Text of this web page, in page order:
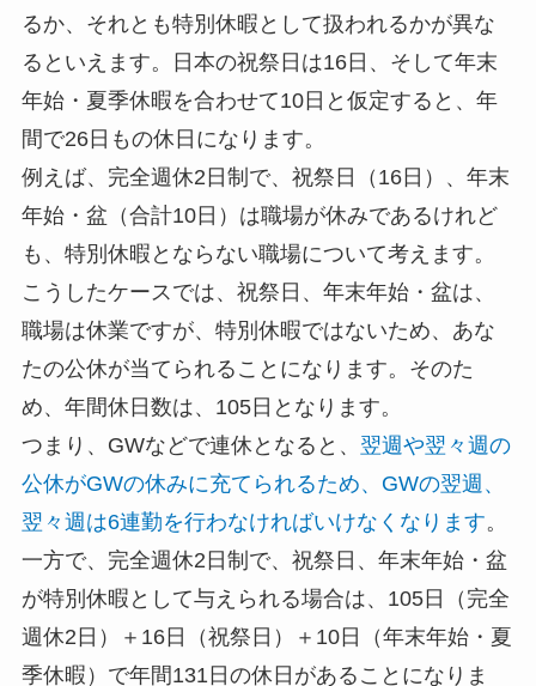
るか、それとも特別休暇として扱われるかが異な
るといえます。日本の祝祭日は16日、そして年末
年始・夏季休暇を合わせて10日と仮定すると、年
間で26日もの休日になります。
例えば、完全週休2日制で、祝祭日（16日）、年末
年始・盆（合計10日）は職場が休みであるけれど
も、特別休暇とならない職場について考えます。
こうしたケースでは、祝祭日、年末年始・盆は、
職場は休業ですが、特別休暇ではないため、あな
たの公休が当てられることになります。そのた
め、年間休日数は、105日となります。
つまり、GWなどで連休となると、 翌週や翌々週の
公休がGWの休みに充てられるため、GWの翌週、
翌々週は6連勤を行わなければいけなくなります。
一方で、完全週休2日制で、祝祭日、年末年始・盆
が特別休暇として与えられる場合は、105日（完全
週休2日）＋16日（祝祭日）＋10日（年末年始・夏
季休暇）で年間131日の休日があることになりま